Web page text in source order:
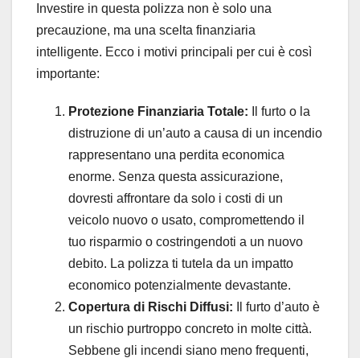
Investire in questa polizza non è solo una
precauzione, ma una scelta finanziaria
intelligente. Ecco i motivi principali per cui è così
importante:
Protezione Finanziaria Totale: Il furto o la
distruzione di un’auto a causa di un incendio
rappresentano una perdita economica
enorme. Senza questa assicurazione,
dovresti affrontare da solo i costi di un
veicolo nuovo o usato, compromettendo il
tuo risparmio o costringendoti a un nuovo
debito. La polizza ti tutela da un impatto
economico potenzialmente devastante.
Copertura di Rischi Diffusi: Il furto d’auto è
un rischio purtroppo concreto in molte città.
Sebbene gli incendi siano meno frequenti,